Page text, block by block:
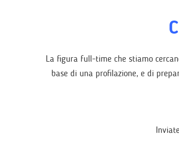
La figura full-time che stiamo
base di una profilazione, e di